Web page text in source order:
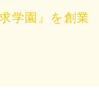
学園』を創業